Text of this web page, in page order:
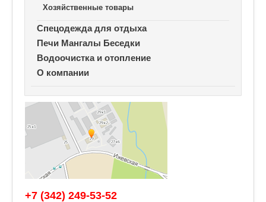
Хозяйственные товары
Спецодежда для отдыха
Печи Мангалы Беседки
Водоочистка и отопление
О компании
+7 (342) 249-53-52